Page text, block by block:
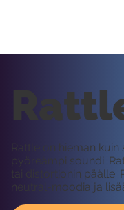
Rattle on hieman
pyöreämpi soundi.
tai distortionin päälle.
neutral-moodia ja